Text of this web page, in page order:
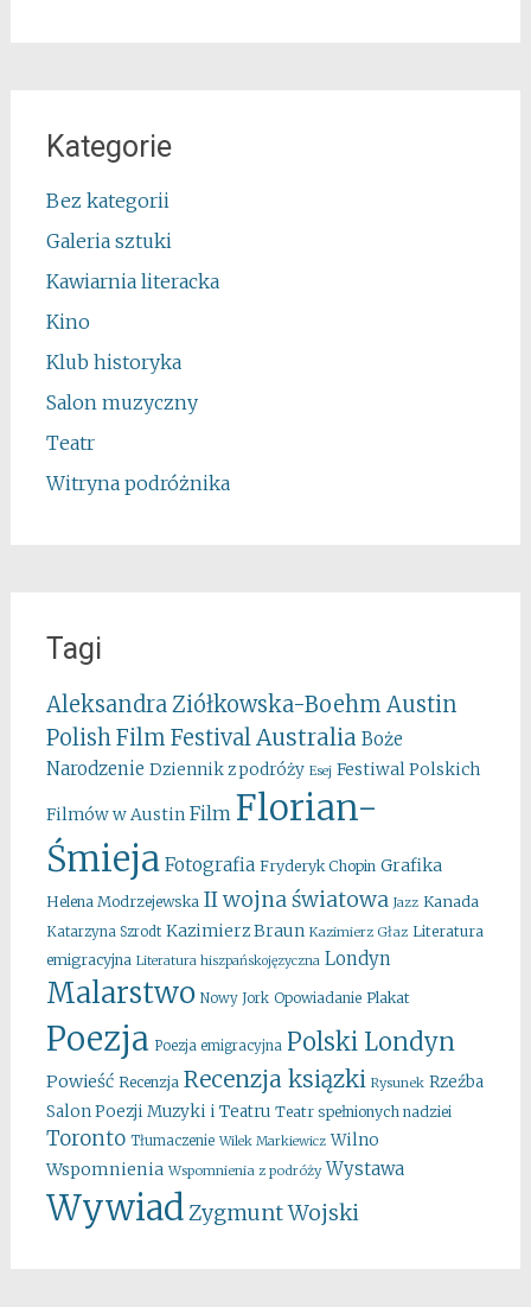
Kategorie
Bez kategorii
Galeria sztuki
Kawiarnia literacka
Kino
Klub historyka
Salon muzyczny
Teatr
Witryna podróżnika
Tagi
Aleksandra Ziółkowska-Boehm Austin
Polish Film Festival Australia Boże
Narodzenie Dziennik z podróży Esej Festiwal Polskich
Filmów w Austin Film Florian-
Śmieja Fotografia Fryderyk Chopin Grafika
Helena Modrzejewska II wojna światowa Jazz Kanada
Katarzyna Szrodt Kazimierz Braun Kazimierz Głaz Literatura
emigracyjna Literatura hiszpańskojęzyczna Londyn
Malarstwo Nowy Jork Opowiadanie Plakat
Poezja Poezja emigracyjna Polski Londyn
Powieść Recenzja Recenzja ksiązki Rysunek Rzeźba
Salon Poezji Muzyki i Teatru Teatr spełnionych nadziei
Toronto Tłumaczenie Wilek Markiewicz Wilno
Wspomnienia Wspomnienia z podróży Wystawa
Wywiad Zygmunt Wojski